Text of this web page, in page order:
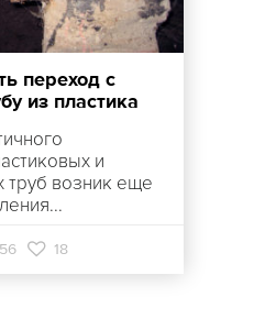
переход с
из пластика
и
труб возник еще
18